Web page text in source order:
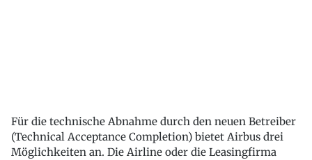
Für die technische Abnahme durch den neuen Betreiber
(Technical Acceptance Completion) bietet Airbus drei
Möglichkeiten an. Die Airline oder die Leasingfirma